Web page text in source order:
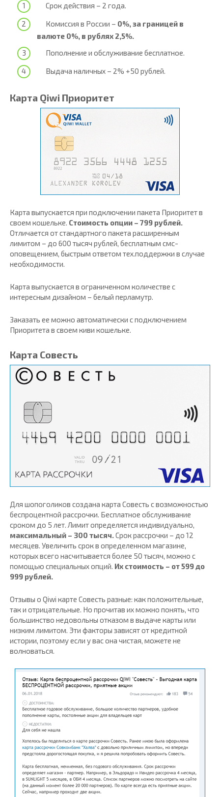
Срок действия – 2 года.
Комиссия в России – 0%, за границей в
валюте 0%, в рублях 2,5%.
Пополнение и обслуживание бесплатное.
Выдача наличных – 2% +50 рублей.
Карта Qiwi Приоритет
Карта выпускается при подключении пакета Приоритет в
своем кошельке. Стоимость опции – 799 рублей.
Отличается от стандартного пакета расширенным
лимитом – до 600 тысяч рублей, бесплатным смс-
оповещением, быстрым ответом тех.поддержки в случае
необходимости.
Карта выпускается в ограниченном количестве с
интересным дизайном – белый перламутр.
Заказать ее можно автоматически с подключением
Приоритета в своем киви кошельке.
Карта Совесть
Для шопоголиков создана карта Совесть с возможностью
беспроцентной рассрочки. Бесплатное обслуживание
сроком до 5 лет. Лимит определяется индивидуально,
максимальный – 300 тысяч. Срок рассрочки – до 12
месяцев. Увеличить срок в определенном магазине,
которых всего насчитывается более 50 тысяч, можно с
помощью специальных опций. Их стоимость – от 599 до
999 рублей.
Отзывы о Qiwi карте Совесть разные: как положительные,
так и отрицательные. Но прочитав их можно понять, что
большинство недовольны отказом в выдаче карты или
низким лимитом. Эти факторы зависят от кредитной
истории, поэтому если у вас она чистая, можете не
волноваться.